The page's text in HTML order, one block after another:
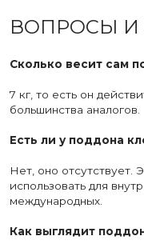
ВОПРОСЫ И
Сколько весит сам
7 кг, то есть он
большинства аналогов.
Есть ли у поддона
Нет, оно отсутствует.
использовать для
международных.
Как выглядит